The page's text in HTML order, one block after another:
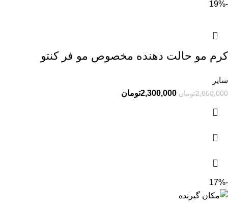
-19%
کرم مو حالت دهنده مخصوص مو فر کنتو
سایر
2,850,000تومان 2,300,000تومان
-17%